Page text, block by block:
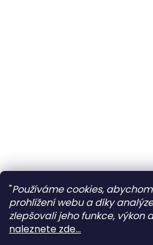
"Používáme cookies,
prohlížení webu a díky
zlepšovali jeho funkce, výkon
naleznete zde...